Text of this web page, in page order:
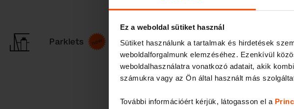
Ez a weboldal sütiket használ
Sütiket használunk a tartalmak és hirdetések
weboldalforgalmunk elemzéséhez. Ezenkívül
weboldalhasználatra vonatkozó adatait, akik
számukra vagy az Ön által használt más
További információért kérjük, látogasson el a
Parklets
Köztéri
padok
és
ülőkék